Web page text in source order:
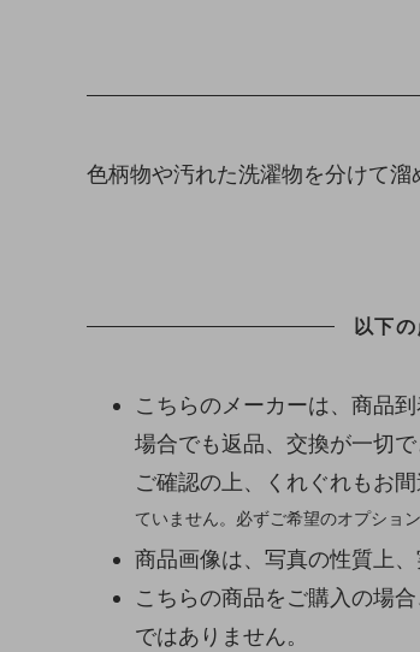
色柄物や汚れた洗濯物を分けて溜
以下
こちらのメーカーは、商品
場合でも返品、交換が一切
ご確認の上、くれぐれもお
ていません。必ずご希望のオプショ
商品画像は、写真の性質上
こちらの商品をご購入の場
ではありません。